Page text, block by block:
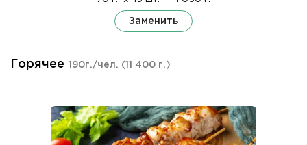
Заменить
Горячее 190г./чел. (11 400 г.)